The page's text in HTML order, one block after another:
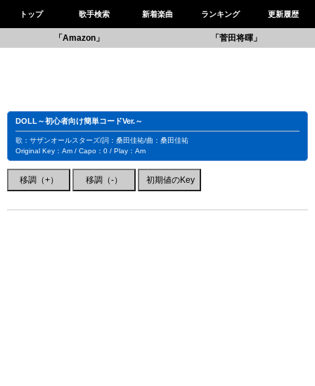
トップ 歌手検索 新着楽曲 ランキング 更新履歴
「Amazon」 「菅田将暉」
DOLL～初心者向け簡単コードVer.～
歌：サザンオールスターズ/詞：桑田佳祐/曲：桑田佳祐
Original Key：Am / Capo：0 / Play：Am